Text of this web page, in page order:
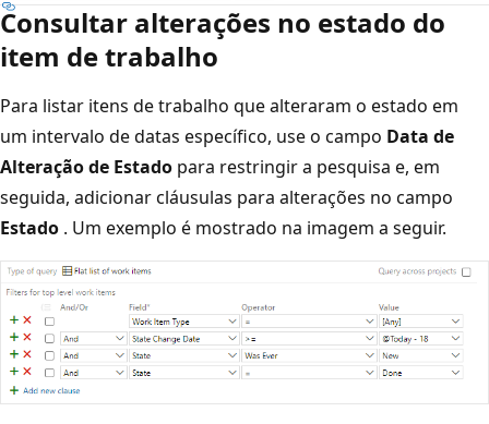
Consultar alterações no estado do
item de trabalho
Para listar itens de trabalho que alteraram o estado em
um intervalo de datas específico, use o campo Data de
Alteração de Estado para restringir a pesquisa e, em
seguida, adicionar cláusulas para alterações no campo
Estado . Um exemplo é mostrado na imagem a seguir.